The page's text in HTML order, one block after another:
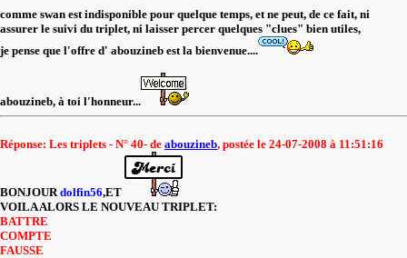
comme swan est indisponible pour quelque temps, et ne peut, de ce fait, ni
assurer le suivi du triplet, ni laisser percer quelques "clues" bien utiles,
je pense que l'offre d' abouzineb est la bienvenue....
abouzineb, à toi l'honneur...
Réponse: Les triplets - N° 40- de abouzineb, postée le 24-07-2008 à 11:51:16
BONJOURdolfin56,ET
VOILA ALORS LE NOUVEAU TRIPLET:
BATTRE
COMPTE
FAUSSE